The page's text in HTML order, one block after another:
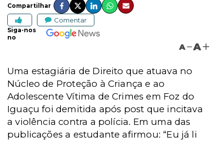
Compartilhar
Comentar
Siga-nos
no
A A
Uma estagiária de Direito que atuava no
Núcleo de Proteção à Criança e ao
Adolescente Vítima de Crimes em Foz do
Iguaçu foi demitida após post que incitava
a violência contra a polícia. Em uma das
publicações a estudante afirmou: “Eu já li